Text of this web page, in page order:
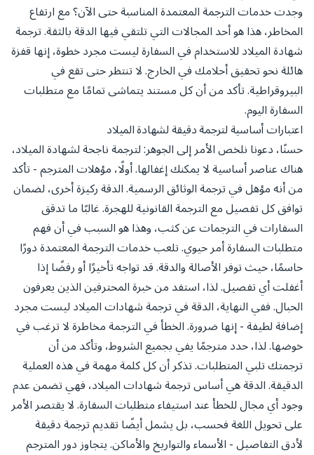
وجدت خدمات الترجمة المعتمدة المناسبة حتى الآن؟ مع ارتفاع
المخاطر، هذا هو أحد المجالات التي تلتقي فيها الدقة بالثقة. ترجمة
شهادة الميلاد للاستخدام في السفارة ليست مجرد خطوة، إنها قفزة
هائلة نحو تحقيق أحلامك في الخارج. لا تنتظر حتى تقع في
البيروقراطية. تأكد من أن كل مستند يتماشى تمامًا مع متطلبات
السفارة اليوم.
اعتبارات أساسية لترجمة دقيقة لشهادة الميلاد
حسنًا، دعونا نلخص الأمر إلى الجوهر: لترجمة ناجحة لشهادة الميلاد،
هناك عناصر أساسية لا يمكنك إغفالها. أولًا، مؤهلات المترجم - تأكد
من أنه مؤهل في ترجمة الوثائق الرسمية. الدقة ركيزة أخرى، لضمان
توافق كل تفصيل مع الترجمة القانونية للهجرة. غالبًا ما تدقق
السفارات في الترجمات عن كثب، وهذا هو السبب في أن فهم
متطلبات السفارة أمر حيوي. تلعب خدمات الترجمة المعتمدة دورًا
حاسمًا، حيث توفر الأصالة والدقة. قد تواجه تأخيرًا أو رفضًا إذا
أغفلت أي تفصيل. لذا، استفد من خبرة المحترفين الذين يعرفون
الحبال. ففي النهاية، الدقة في ترجمة شهادات الميلاد ليست مجرد
إضافة لطيفة - إنها ضرورة. الخطأ في الترجمة مخاطرة لا ترغب في
خوضها. لذا، حدد مترجمًا يفي بجميع الشروط، وتأكد من أن
ترجمتك تلبي المتطلبات. تذكر أن كل كلمة مهمة في هذه العملية
الدقيقة. الدقة هي أساس ترجمة شهادات الميلاد، فهي تضمن عدم
وجود أي مجال للخطأ عند استيفاء متطلبات السفارة. لا يقتصر الأمر
على تحويل اللغة فحسب، بل يشمل أيضًا تقديم ترجمة دقيقة
لأدق التفاصيل - الأسماء والتواريخ والأماكن. يتجاوز دور المترجم